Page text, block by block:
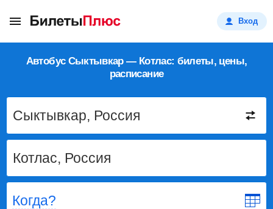
Вход
Автобус Сыктывкар — Котлас: билеты, цены,
расписание
Когда?